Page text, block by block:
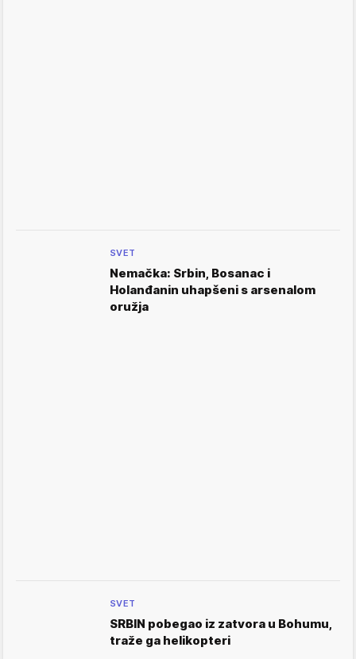
SVET
Nemačka: Srbin, Bosanac i
Holanđanin uhapšeni s arsenalom
oružja
SVET
SRBIN pobegao iz zatvora u Bohumu,
traže ga helikopteri